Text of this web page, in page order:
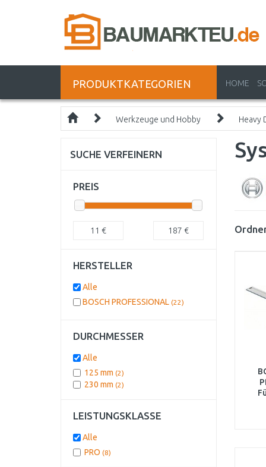
PRODUKTKATEGORIEN HOME
Werkzeuge und Hobby Heavy
SUCHE VERFEINERN
PREIS
11 € 187 €
HERSTELLER
Alle
BOSCH PROFESSIONAL (22)
DURCHMESSER
Alle
125 mm (2)
230 mm (2)
LEISTUNGSKLASSE
Alle
PRO (8)